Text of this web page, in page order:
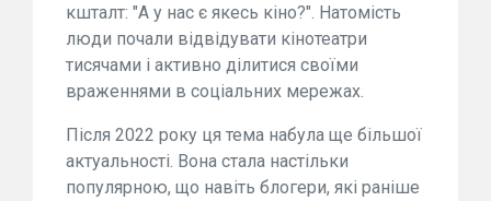
кшталт: "А у нас є якесь кіно?". Натомість
люди почали відвідувати кінотеатри
тисячами і активно ділитися своїми
враженнями в соціальних мережах.
Після 2022 року ця тема набула ще більшої
актуальності. Вона стала настільки
популярною, що навіть блогери, які раніше